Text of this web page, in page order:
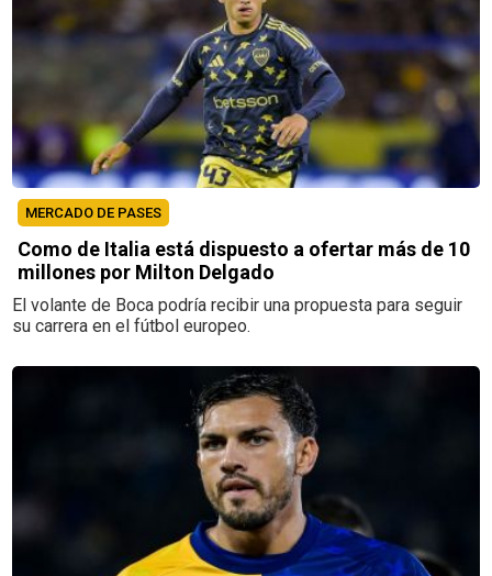
MERCADO DE PASES
Como de Italia está dispuesto a ofertar más de 10
millones por Milton Delgado
El volante de Boca podría recibir una propuesta para seguir
su carrera en el fútbol europeo.